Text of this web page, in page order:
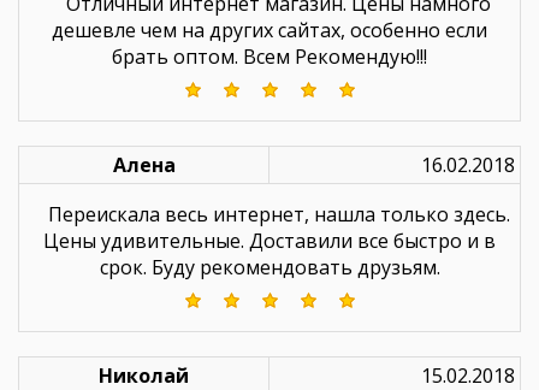
дешевле чем на других сайтах, особенно если
брать оптом. Всем Рекомендую!!!
Алена
16.02.2018
Переискала весь интернет, нашла только здесь.
Цены удивительные. Доставили все быстро и в
срок. Буду рекомендовать друзьям.
Николай
15.02.2018